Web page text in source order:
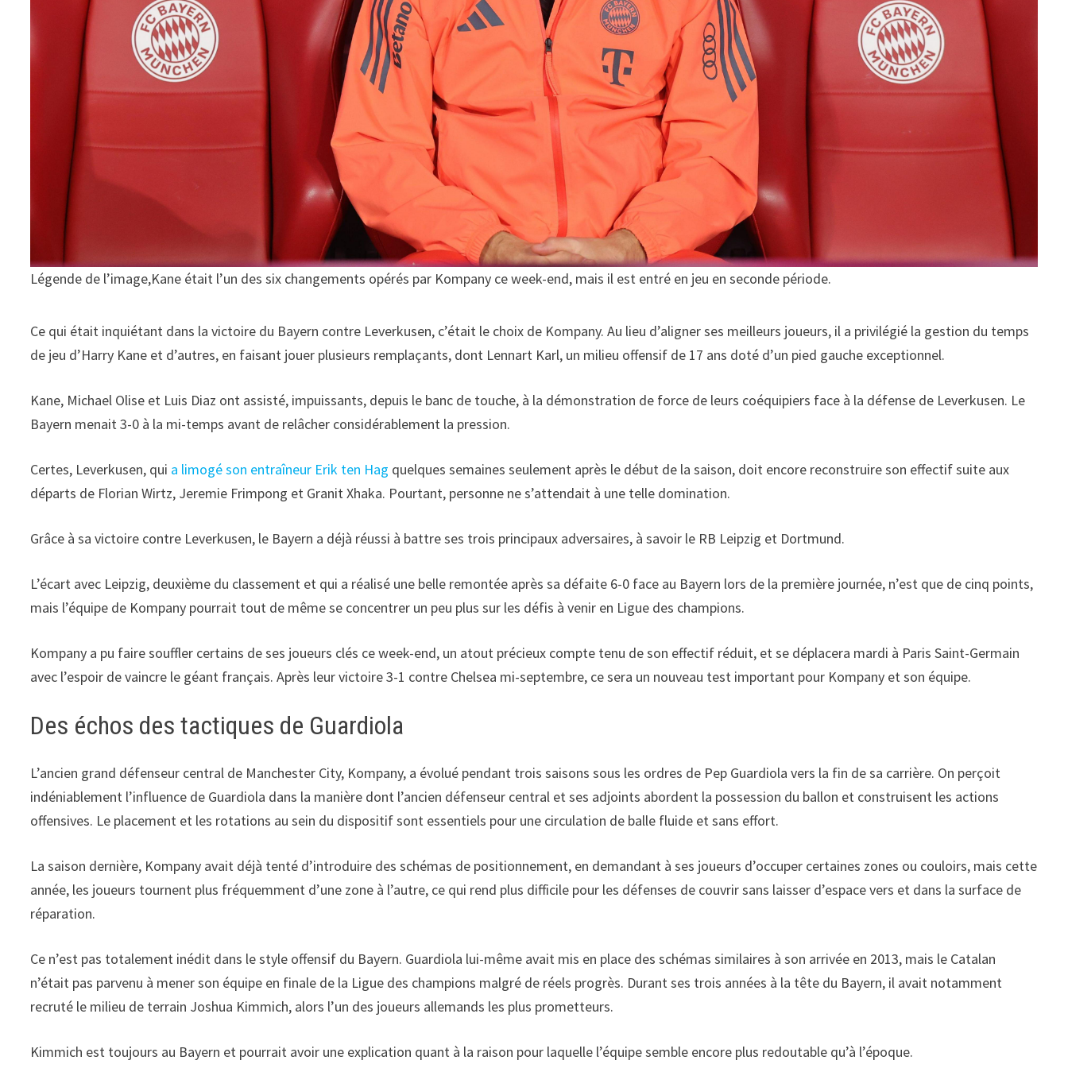
Légende de l’image,Kane était l’un des six changements opérés par Kompany ce week-end, mais il est entré en jeu en seconde période.
Ce qui était inquiétant dans la victoire du Bayern contre Leverkusen, c’était le choix de Kompany. Au lieu d’aligner ses meilleurs joueurs, il a privilégié la gestion du temps
de jeu d’Harry Kane et d’autres, en faisant jouer plusieurs remplaçants, dont Lennart Karl, un milieu offensif de 17 ans doté d’un pied gauche exceptionnel.
Kane, Michael Olise et Luis Diaz ont assisté, impuissants, depuis le banc de touche, à la démonstration de force de leurs coéquipiers face à la défense de Leverkusen. Le
Bayern menait 3-0 à la mi-temps avant de relâcher considérablement la pression.
Certes, Leverkusen, qui a limogé son entraîneur Erik ten Hag quelques semaines seulement après le début de la saison, doit encore reconstruire son effectif suite aux
départs de Florian Wirtz, Jeremie Frimpong et Granit Xhaka. Pourtant, personne ne s’attendait à une telle domination.
Grâce à sa victoire contre Leverkusen, le Bayern a déjà réussi à battre ses trois principaux adversaires, à savoir le RB Leipzig et Dortmund.
L’écart avec Leipzig, deuxième du classement et qui a réalisé une belle remontée après sa défaite 6-0 face au Bayern lors de la première journée, n’est que de cinq points,
mais l’équipe de Kompany pourrait tout de même se concentrer un peu plus sur les défis à venir en Ligue des champions.
Kompany a pu faire souffler certains de ses joueurs clés ce week-end, un atout précieux compte tenu de son effectif réduit, et se déplacera mardi à Paris Saint-Germain
avec l’espoir de vaincre le géant français. Après leur victoire 3-1 contre Chelsea mi-septembre, ce sera un nouveau test important pour Kompany et son équipe.
Des échos des tactiques de Guardiola
L’ancien grand défenseur central de Manchester City, Kompany, a évolué pendant trois saisons sous les ordres de Pep Guardiola vers la fin de sa carrière. On perçoit
indéniablement l’influence de Guardiola dans la manière dont l’ancien défenseur central et ses adjoints abordent la possession du ballon et construisent les actions
offensives. Le placement et les rotations au sein du dispositif sont essentiels pour une circulation de balle fluide et sans effort.
La saison dernière, Kompany avait déjà tenté d’introduire des schémas de positionnement, en demandant à ses joueurs d’occuper certaines zones ou couloirs, mais cette
année, les joueurs tournent plus fréquemment d’une zone à l’autre, ce qui rend plus difficile pour les défenses de couvrir sans laisser d’espace vers et dans la surface de
réparation.
Ce n’est pas totalement inédit dans le style offensif du Bayern. Guardiola lui-même avait mis en place des schémas similaires à son arrivée en 2013, mais le Catalan
n’était pas parvenu à mener son équipe en finale de la Ligue des champions malgré de réels progrès. Durant ses trois années à la tête du Bayern, il avait notamment
recruté le milieu de terrain Joshua Kimmich, alors l’un des joueurs allemands les plus prometteurs.
Kimmich est toujours au Bayern et pourrait avoir une explication quant à la raison pour laquelle l’équipe semble encore plus redoutable qu’à l’époque.